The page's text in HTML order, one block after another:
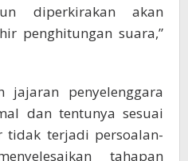
diperkirakan akan
penghitungan suara,”
jajaran penyelenggara
dan tentunya sesuai
terjadi persoalan-
tahapan